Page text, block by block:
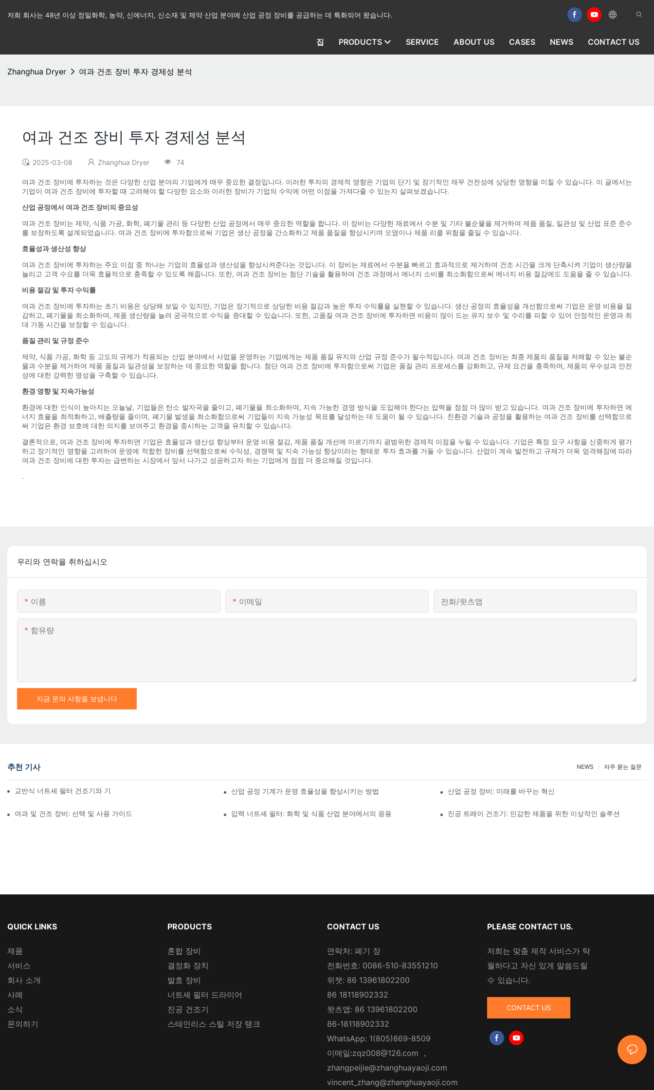
저희 회사는 48년 이상 정밀화학, 농약, 신에너지, 신소재 및 제약 산업 분야에 산업 공정 장비를 공급하는 데 특화되어 왔습니다.
집 PRODUCTS SERVICE ABOUT US CASES NEWS CONTACT US
Zhanghua Dryer 여과 건조 장비 투자 경제성 분석
여과 건조 장비 투자 경제성 분석
2025-03-08 Zhanghua Dryer 74
여과 건조 장비에 투자하는 것은 다양한 산업 분야의 기업에게 매우 중요한 결정입니다. 이러한 투자의 경제적 영향은 기업의 단기 및 장기적인 재무 건전성에 상당한 영향을 미칠 수 있습니다. 이 글에서는
기업이 여과 건조 장비에 투자할 때 고려해야 할 다양한 요소와 이러한 장비가 기업의 수익에 어떤 이점을 가져다줄 수 있는지 살펴보겠습니다.
산업 공정에서 여과 건조 장비의 중요성
여과 건조 장비는 제약, 식품 가공, 화학, 폐기물 관리 등 다양한 산업 공정에서 매우 중요한 역할을 합니다. 이 장비는 다양한 재료에서 수분 및 기타 불순물을 제거하여 제품 품질, 일관성 및 산업 표준 준수
를 보장하도록 설계되었습니다. 여과 건조 장비에 투자함으로써 기업은 생산 공정을 간소화하고 제품 품질을 향상시키며 오염이나 제품 리콜 위험을 줄일 수 있습니다.
효율성과 생산성 향상
여과 건조 장비에 투자하는 주요 이점 중 하나는 기업의 효율성과 생산성을 향상시켜준다는 것입니다. 이 장비는 재료에서 수분을 빠르고 효과적으로 제거하여 건조 시간을 크게 단축시켜 기업이 생산량을
늘리고 고객 수요를 더욱 효율적으로 충족할 수 있도록 해줍니다. 또한, 여과 건조 장비는 첨단 기술을 활용하여 건조 과정에서 에너지 소비를 최소화함으로써 에너지 비용 절감에도 도움을 줄 수 있습니다.
비용 절감 및 투자 수익률
여과 건조 장비에 투자하는 초기 비용은 상당해 보일 수 있지만, 기업은 장기적으로 상당한 비용 절감과 높은 투자 수익률을 실현할 수 있습니다. 생산 공정의 효율성을 개선함으로써 기업은 운영 비용을 절
감하고, 폐기물을 최소화하며, 제품 생산량을 늘려 궁극적으로 수익을 증대할 수 있습니다. 또한, 고품질 여과 건조 장비에 투자하면 비용이 많이 드는 유지 보수 및 수리를 피할 수 있어 안정적인 운영과 최
대 가동 시간을 보장할 수 있습니다.
품질 관리 및 규정 준수
제약, 식품 가공, 화학 등 고도의 규제가 적용되는 산업 분야에서 사업을 운영하는 기업에게는 제품 품질 유지와 산업 규정 준수가 필수적입니다. 여과 건조 장비는 최종 제품의 품질을 저해할 수 있는 불순
물과 수분을 제거하여 제품 품질과 일관성을 보장하는 데 중요한 역할을 합니다. 첨단 여과 건조 장비에 투자함으로써 기업은 품질 관리 프로세스를 강화하고, 규제 요건을 충족하며, 제품의 우수성과 안전
성에 대한 강력한 명성을 구축할 수 있습니다.
환경 영향 및 지속가능성
환경에 대한 인식이 높아지는 오늘날, 기업들은 탄소 발자국을 줄이고, 폐기물을 최소화하며, 지속 가능한 경영 방식을 도입해야 한다는 압력을 점점 더 많이 받고 있습니다. 여과 건조 장비에 투자하면 에
너지 효율을 최적화하고, 배출량을 줄이며, 폐기물 발생을 최소화함으로써 기업들이 지속 가능성 목표를 달성하는 데 도움이 될 수 있습니다. 친환경 기술과 공정을 활용하는 여과 건조 장비를 선택함으로
써 기업은 환경 보호에 대한 의지를 보여주고 환경을 중시하는 고객을 유치할 수 있습니다.
결론적으로, 여과 건조 장비에 투자하면 기업은 효율성과 생산성 향상부터 운영 비용 절감, 제품 품질 개선에 이르기까지 광범위한 경제적 이점을 누릴 수 있습니다. 기업은 특정 요구 사항을 신중하게 평가
하고 장기적인 영향을 고려하여 운영에 적합한 장비를 선택함으로써 수익성, 경쟁력 및 지속 가능성 향상이라는 형태로 투자 효과를 거둘 수 있습니다. 산업이 계속 발전하고 규제가 더욱 엄격해짐에 따라
여과 건조 장비에 대한 투자는 급변하는 시장에서 앞서 나가고 성공하고자 하는 기업에게 점점 더 중요해질 것입니다.
.
우리와 연락을 취하십시오
이름 이메일 전화/왓츠앱
함유량
지금 문의 사항을 보냅니다
추천 기사 자주 묻는 질문
NEWS
교반식 너트셰 필터 건조기와 기타 건조 방법 비교 산업 공정 기계가 운영 효율성을 향상시키는 방법 산업 공정 장비: 미래를 바꾸는 혁신
여과 및 건조 장비: 선택 및 사용 가이드 압력 너트셰 필터: 화학 및 식품 산업 분야에서의 응용 진공 트레이 건조기: 민감한 제품을 위한 이상적인 솔루션
QUICK LINKS
제품
서비스
회사 소개
사례
소식
문의하기
PRODUCTS
혼합 장비
결정화 장치
발효 장비
너트셰 필터 드라이어
진공 건조기
스테인리스 스틸 저장 탱크
CONTACT US
연락처: 페기 장
전화번호: 0086-510-83551210
위챗: 86 13961802200
86 18118902332
왓츠앱: 86 13961802200
86-18118902332
WhatsApp: 1(805)869-8509
이메일:zqz008@126.com ，
zhangpeijie@zhanghuayaoji.com
vincent_zhang@zhanghuayaoji.com
PLEASE CONTACT US.
저희는 맞춤 제작 서비스가 탁
월하다고 자신 있게 말씀드릴
수 있습니다.
CONTACT US